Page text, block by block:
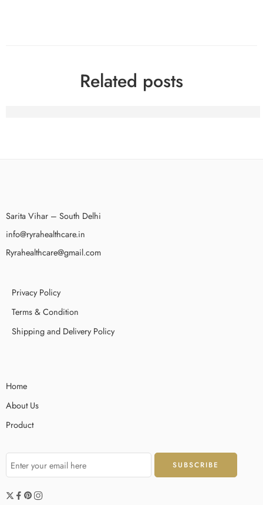
Related posts
Sarita Vihar – South Delhi
info@ryrahealthcare.in
Ryrahealthcare@gmail.com
Privacy Policy
Terms & Condition
Shipping and Delivery Policy
Home
About Us
Product